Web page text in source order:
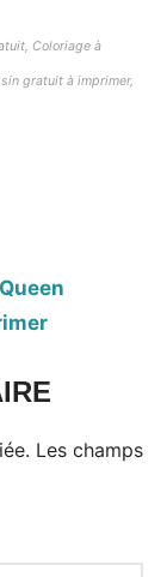
Coloriage à
gratuit à imprimer,
Les champs